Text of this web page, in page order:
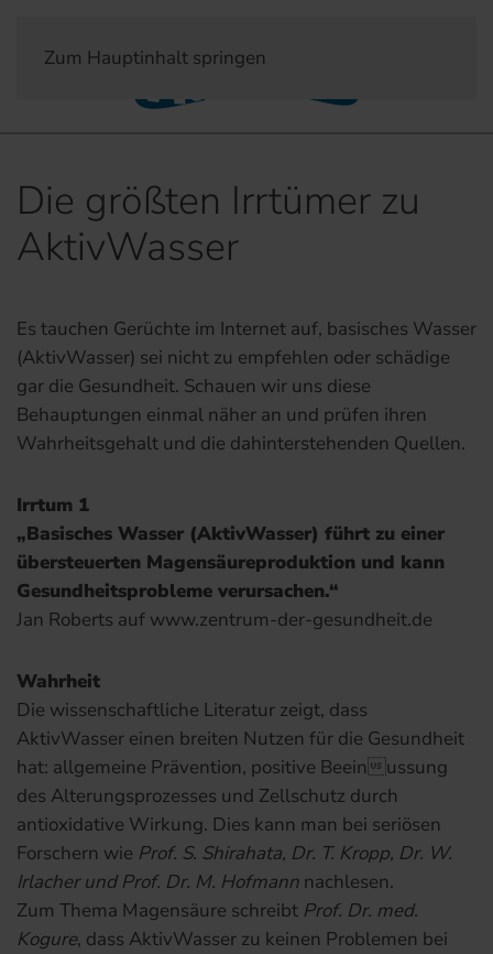
Zum Hauptinhalt springen
Die größten Irrtümer zu
AktivWasser
Es tauchen Gerüchte im Internet auf, basisches Wasser
(AktivWasser) sei nicht zu empfehlen oder schädige
gar die Gesundheit. Schauen wir uns diese
Behauptungen einmal näher an und prüfen ihren
Wahrheitsgehalt und die dahinterstehenden Quellen.
Irrtum 1
„Basisches Wasser (AktivWasser) führt zu einer
übersteuerten Magensäureproduktion und kann
Gesundheitsprobleme verursachen.“
Jan Roberts auf www.zentrum-der-gesundheit.de
Wahrheit
Die wissenschaftliche Literatur zeigt, dass
AktivWasser einen breiten Nutzen für die Gesundheit
hat: allgemeine Prävention, positive Beeinussung
des Alterungsprozesses und Zellschutz durch
antioxidative Wirkung. Dies kann man bei seriösen
Forschern wie Prof. S. Shirahata, Dr. T. Kropp, Dr. W.
Irlacher und Prof. Dr. M. Hofmann nachlesen.
Zum Thema Magensäure schreibt Prof. Dr. med.
Kogure, dass AktivWasser zu keinen Problemen bei